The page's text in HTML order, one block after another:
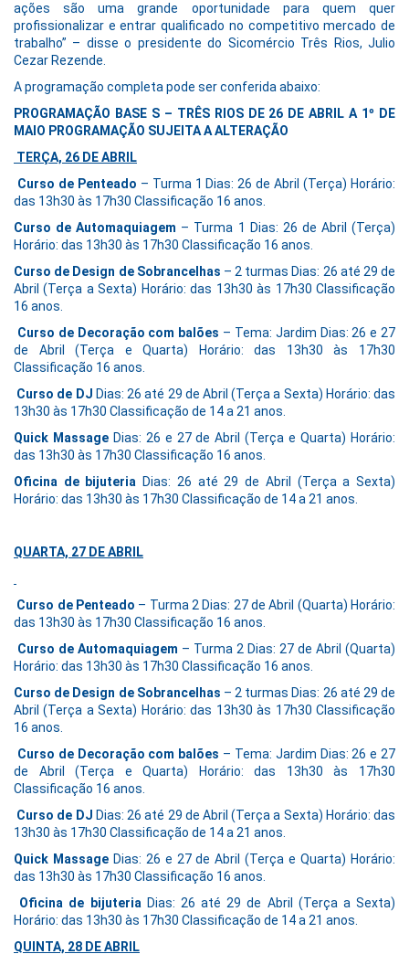
ações são uma grande oportunidade para quem quer
profissionalizar e entrar qualificado no competitivo mercado de
trabalho” – disse o presidente do Sicomércio Três Rios, Julio
Cezar Rezende.
A programação completa pode ser conferida abaixo:
PROGRAMAÇÃO BASE S – TRÊS RIOS DE 26 DE ABRIL A 1º DE
MAIO PROGRAMAÇÃO SUJEITA A ALTERAÇÃO
TERÇA, 26 DE ABRIL
Curso de Penteado – Turma 1 Dias: 26 de Abril (Terça) Horário:
das 13h30 às 17h30 Classificação 16 anos.
Curso de Automaquiagem – Turma 1 Dias: 26 de Abril (Terça)
Horário: das 13h30 às 17h30 Classificação 16 anos.
Curso de Design de Sobrancelhas – 2 turmas Dias: 26 até 29 de
Abril (Terça a Sexta) Horário: das 13h30 às 17h30 Classificação
16 anos.
Curso de Decoração com balões – Tema: Jardim Dias: 26 e 27
de Abril (Terça e Quarta) Horário: das 13h30 às 17h30
Classificação 16 anos.
Curso de DJ Dias: 26 até 29 de Abril (Terça a Sexta) Horário: das
13h30 às 17h30 Classificação de 14 a 21 anos.
Quick MassageDias: 26 e 27 de Abril (Terça e Quarta) Horário:
das 13h30 às 17h30 Classificação 16 anos.
Oficina de bijuteria Dias: 26 até 29 de Abril (Terça a Sexta)
Horário: das 13h30 às 17h30 Classificação de 14 a 21 anos.
QUARTA, 27 DE ABRIL
Curso de Penteado – Turma 2 Dias: 27 de Abril (Quarta) Horário:
das 13h30 às 17h30 Classificação 16 anos.
Curso de Automaquiagem – Turma 2 Dias: 27 de Abril (Quarta)
Horário: das 13h30 às 17h30 Classificação 16 anos.
Curso de Design de Sobrancelhas – 2 turmas Dias: 26 até 29 de
Abril (Terça a Sexta) Horário: das 13h30 às 17h30 Classificação
16 anos.
Curso de Decoração com balões – Tema: Jardim Dias: 26 e 27
de Abril (Terça e Quarta) Horário: das 13h30 às 17h30
Classificação 16 anos.
Curso de DJ Dias: 26 até 29 de Abril (Terça a Sexta) Horário: das
13h30 às 17h30 Classificação de 14 a 21 anos.
Quick MassageDias: 26 e 27 de Abril (Terça e Quarta) Horário:
das 13h30 às 17h30 Classificação 16 anos.
Oficina de bijuteria Dias: 26 até 29 de Abril (Terça a Sexta)
Horário: das 13h30 às 17h30 Classificação de 14 a 21 anos.
QUINTA, 28 DE ABRIL